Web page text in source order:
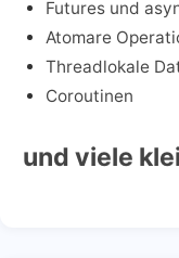
Futures und
Atomare
Threadlokale
Coroutinen
und viele